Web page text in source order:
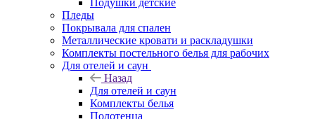
Подушки детские
Пледы
Покрывала для спален
Металлические кровати и раскладушки
Комплекты постельного белья для рабочих
Для отелей и саун
Назад
Для отелей и саун
Комплекты белья
Полотенца